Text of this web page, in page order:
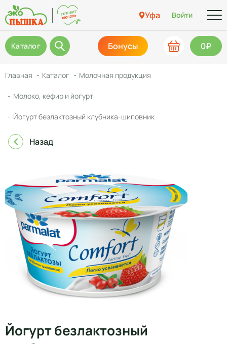
Уфа Войти
Каталог Бонусы 0₽
Главная Каталог Молочная продукция
Молоко, кефир и йогурт
Йогурт безлактозный клубника-шиповник
Назад
Йогурт безлактозный